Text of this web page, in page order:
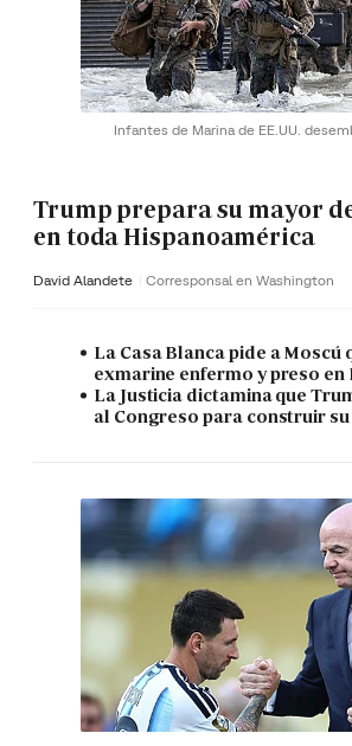
Infantes de Marina de EE.UU.
Trump prepara su mayor
en toda Hispanoamérica
David Alandete Corresponsal en Washington
La Casa Blanca pide a Moscú
exmarine enfermo y preso en
La Justicia dictamina que
al Congreso para construir